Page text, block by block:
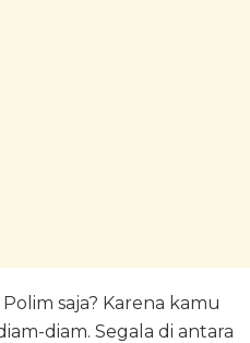
saja? Karena kamu
diam. Segala di antara